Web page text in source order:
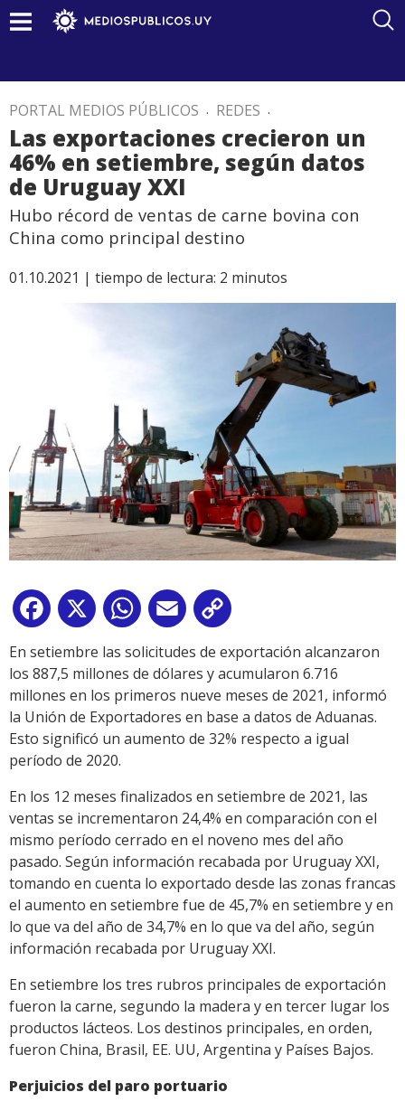
PORTAL MEDIOS PÚBLICOS . REDES .
Las exportaciones crecieron un
46% en setiembre, según datos
de Uruguay XXI
Hubo récord de ventas de carne bovina con
China como principal destino
01.10.2021 | tiempo de lectura: 2 minutos
Facebook
X WhatsApp
Email
Link
En setiembre las solicitudes de exportación alcanzaron
los 887,5 millones de dólares y acumularon 6.716
millones en los primeros nueve meses de 2021, informó
la Unión de Exportadores en base a datos de Aduanas.
Esto significó un aumento de 32% respecto a igual
período de 2020.
En los 12 meses finalizados en setiembre de 2021, las
ventas se incrementaron 24,4% en comparación con el
mismo período cerrado en el noveno mes del año
pasado. Según información recabada por Uruguay XXI,
tomando en cuenta lo exportado desde las zonas francas
el aumento en setiembre fue de 45,7% en setiembre y en
lo que va del año de 34,7% en lo que va del año, según
información recabada por Uruguay XXI.
En setiembre los tres rubros principales de exportación
fueron la carne, segundo la madera y en tercer lugar los
productos lácteos. Los destinos principales, en orden,
fueron China, Brasil, EE. UU, Argentina y Países Bajos.
Perjuicios del paro portuario